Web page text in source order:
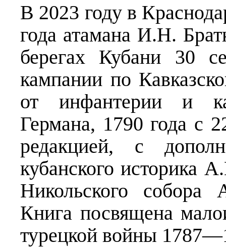
В 2023 году в
года атамана И.Н.
берегах Кубани 30
кампании по
от инфантерии и
Германа, 1790 года с
редакцией, с
кубанского историка
Никольского собора
Книга посвящена
турецкой войны